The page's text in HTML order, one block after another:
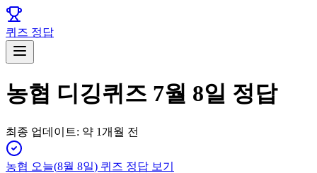
퀴즈 정답
농협 디깅퀴즈 7월 8일 정답
최종 업데이트: 약 1개월 전
농협 오늘(8월 8일) 퀴즈 정답 보기